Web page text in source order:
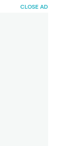
CLOSE AD